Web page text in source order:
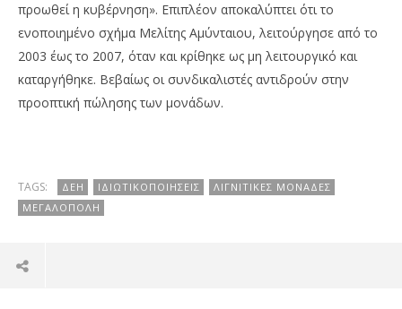
προωθεί η κυβέρνηση». Επιπλέον αποκαλύπτει ότι το
ενοποιημένο σχήμα Μελίτης Αμύνταιου, λειτούργησε από το
2003 έως το 2007, όταν και κρίθηκε ως μη λειτουργικό και
καταργήθηκε. Βεβαίως οι συνδικαλιστές αντιδρούν στην
προοπτική πώλησης των μονάδων.
TAGS: ΔΕΗ ΙΔΙΩΤΙΚΟΠΟΙΉΣΕΙΣ
ΛΙΓΝΙΤΙΚΈΣ ΜΟΝΆΔΕΣ
ΜΕΓΑΛΌΠΟΛΗ